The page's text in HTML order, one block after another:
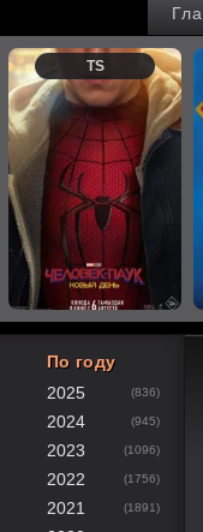
TS
По году
2025
(836)
2024 (945)
2023 (1096)
2022 (1756)
2021 (1891)